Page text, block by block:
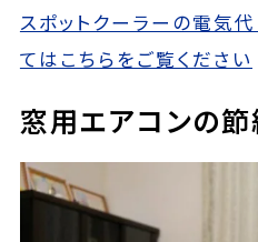
スポットクーラーの電気
てはこちらをご覧ください
窓用エアコンの